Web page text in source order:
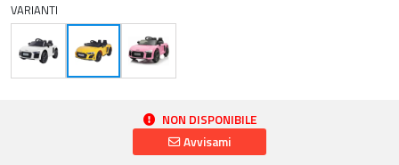
VARIANTI
NON DISPONIBILE
Avvisami